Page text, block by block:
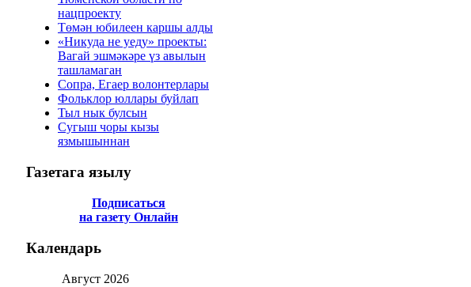
нацпроекту
Төмән юбилеен каршы алды
«Никуда не уеду» проекты:
Вагай эшмәкәре үз авылын
ташламаган
Сопра, Егаер волонтерлары
Фольклор юллары буйлап
Тыл нык булсын
Сугыш чоры кызы
язмышыннан
Газетага язылу
Подписаться
на газету Онлайн
Календарь
Август 2026